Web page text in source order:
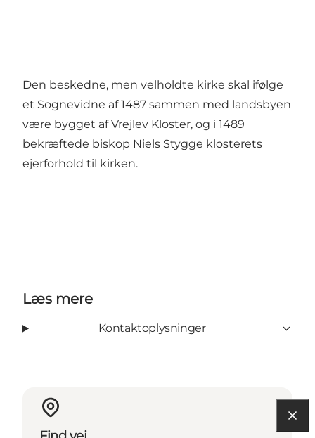
Den beskedne, men velholdte kirke skal ifølge
et Sognevidne af 1487 sammen med landsbyen
være bygget af Vrejlev Kloster, og i 1489
bekræftede biskop Niels Stygge klosterets
ejerforhold til kirken.
Læs mere
Kontaktoplysninger